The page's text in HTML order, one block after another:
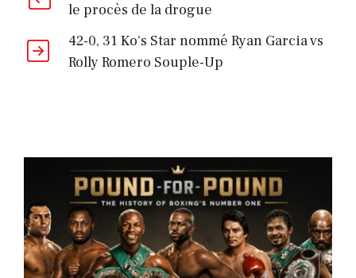
le procès de la drogue
42-0, 31 Ko's Star nommé Ryan Garcia vs
Rolly Romero Souple-Up